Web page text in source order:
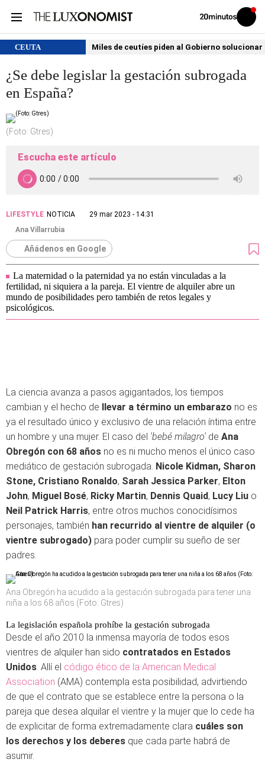
Volver
Iniciar
sesión
CEUTA Miles de ceutíes piden al Gobierno
¿Se debe legislar la gestación subrogada
en España?
(Foto: Gtres)
Escucha este artículo
LIFESTYLE NOTICIA
29 mar 2023 - 14:31
Ana Villarrubia
Añádenos en Google
La maternidad o la paternidad ya no están vinculadas a la
fertilidad, ni siquiera a la pareja. El vientre de alquiler abre un
mundo de posibilidades pero también de retos legales y
psicológicos.
La ciencia avanza a pasos agigantados, los tiempos
cambian y el hecho de llevar a término un embarazo no es
ya el resultado único y exclusivo de una relación íntima entre
un hombre y una mujer. El caso del 'bebé milagro' de Ana
Obregón con 68 años no es ni mucho menos el único caso
mediático de gestación subrogada. Nicole Kidman, Sharon
Stone, Cristiano Ronaldo, Sarah Jessica Parker, Elton
John, Miguel Bosé, Ricky Martin, Dennis Quaid, Lucy Liu o
Neil Patrick Harris, entre otros muchos conocidísimos
personajes, también han recurrido al vientre de alquiler (o
vientre subrogado) para poder cumplir su sueño de ser
padres.
Ana Obregón ha acudido a la gestación subrogada para tener una
niña a los 68 años (Foto: Gtres)
La legislación española prohíbe la gestación subrogada
Desde el año 2010 la inmensa mayoría de todos esos
vientres de alquiler han sido contratados en Estados
Unidos. Allí el código ético de la American Medical
Association (AMA) contempla esta posibilidad, advirtiendo
de que el contrato que se establece entre la persona o la
pareja que desea alquilar el vientre y la mujer que lo cede ha
de explicitar de forma extremadamente clara cuáles son
los derechos y los deberes que cada parte habrá de
asumir.